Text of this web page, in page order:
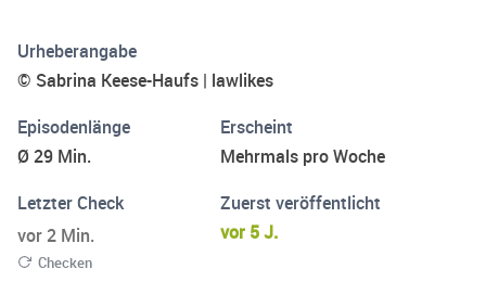
dafür, dass du ohne konkreten Plan, aber mit viel Energie
und Willen dein eigenes wundervolles Leben und Business
deine individuelle Feel- Good Realität. Dich dabei zu
unterstützen ist meine Passion. Schön, dass du hier bist
Urheberangabe
© Sabrina Keese-Haufs | lawlikes
Episodenlänge
Ø 29 Min.
Erscheint
Mehrmals pro Woche
Letzter Check
vor 2 Min.
Checken
Zuerst veröffentlicht
vor 5 J.